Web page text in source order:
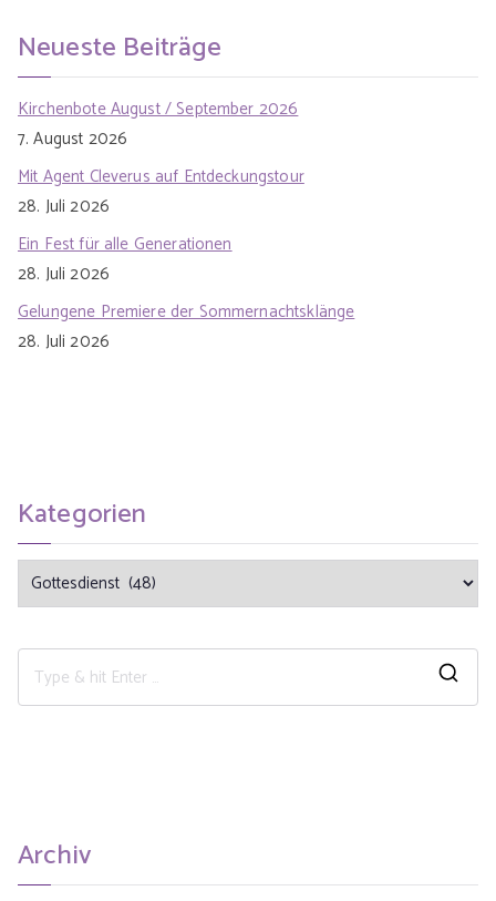
Neueste Beiträge
Kirchenbote August / September 2026
7. August 2026
Mit Agent Cleverus auf Entdeckungstour
28. Juli 2026
Ein Fest für alle Generationen
28. Juli 2026
Gelungene Premiere der Sommernachtsklänge
28. Juli 2026
Kategorien
a
n
Archiv